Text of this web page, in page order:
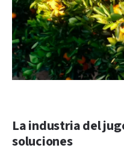
La industria del
soluciones